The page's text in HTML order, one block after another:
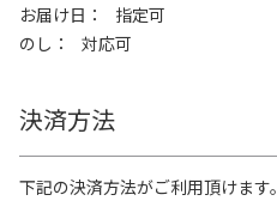
お届け日
指定可
のし
対応可
決済方法
下記の決済方法がご利用頂けます。